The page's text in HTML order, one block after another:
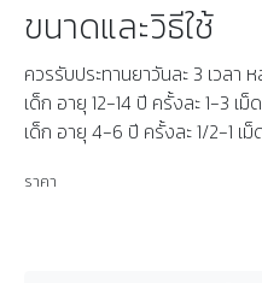
ขนาดและวิธีใช้
ควรรับประทานยาวันละ 3 เวลา
เด็ก อายุ 12-14 ปี ครั้งละ 1-3 เ
เด็ก อายุ 4-6 ปี ครั้งละ 1/2-1 เม็
ราคา